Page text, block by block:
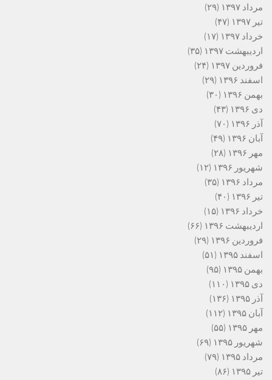
مرداد ۱۳۹۷
(۲۹)
تیر ۱۳۹۷
(۴۷)
خرداد ۱۳۹۷
(۱۷)
اردیبهشت ۱۳۹۷
(۳۵)
فروردین ۱۳۹۷
(۲۴)
اسفند ۱۳۹۶
(۲۹)
بهمن ۱۳۹۶
(۳۰)
دی ۱۳۹۶
(۴۳)
آذر ۱۳۹۶
(۷۰)
آبان ۱۳۹۶
(۴۹)
مهر ۱۳۹۶
(۲۸)
شهریور ۱۳۹۶
(۱۲)
مرداد ۱۳۹۶
(۳۵)
تیر ۱۳۹۶
(۴۰)
خرداد ۱۳۹۶
(۱۵)
اردیبهشت ۱۳۹۶
(۶۶)
فروردین ۱۳۹۶
(۲۹)
اسفند ۱۳۹۵
(۵۱)
بهمن ۱۳۹۵
(۹۵)
دی ۱۳۹۵
(۱۱۰)
آذر ۱۳۹۵
(۱۳۶)
آبان ۱۳۹۵
(۱۱۲)
مهر ۱۳۹۵
(۵۵)
شهریور ۱۳۹۵
(۶۹)
مرداد ۱۳۹۵
(۷۹)
تیر ۱۳۹۵
(۸۶)